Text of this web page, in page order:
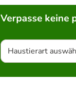
Verpasse keine
Haustierart